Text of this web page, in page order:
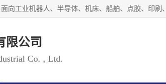
限公司
Co. , Ltd.